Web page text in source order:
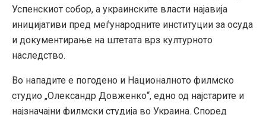
Успенскиот собор, а украинските власти најавија
иницијативи пред меѓународните институции за осуда
и документирање на штетата врз културното
наследство.
Во нападите е погодено и Националното филмско
студио „Олександр Довженко“, едно од најстарите и
најзначајни филмски студија во Украина. Според